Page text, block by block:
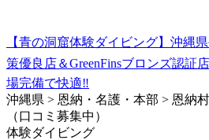
【青の洞窟体験ダイビング】沖縄
策優良店＆GreenFinsブロンズ認証
場完備で快適‼️
沖縄県 > 恩納・名護・本部 > 恩納村
（口コミ募集中）
体験ダイビング